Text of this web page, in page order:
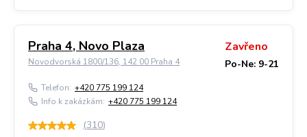
Praha 4, Novo Plaza
Novodvorská 1800/136, 142 00 Praha 4
Zavřeno
Po-Ne: 9-21
Telefon: +420 775 199 124
Info k zakázkám: +420 775 199 124
(310)